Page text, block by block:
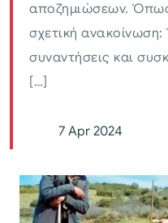
αποζημιώσεων. Όπως
σχετική
συναντήσεις και
[…]
7 Apr 2024